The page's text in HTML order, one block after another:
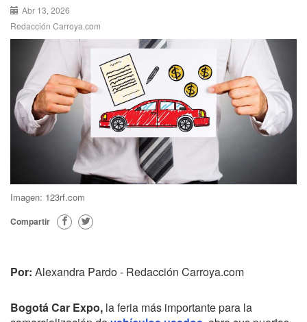
Abr 13, 2026
Redacción Carroya.com
Imagen: 123rf.com
Compartir
Por: Alexandra Pardo - Redacción Carroya.com
Bogotá Car Expo, la feria más importante para la